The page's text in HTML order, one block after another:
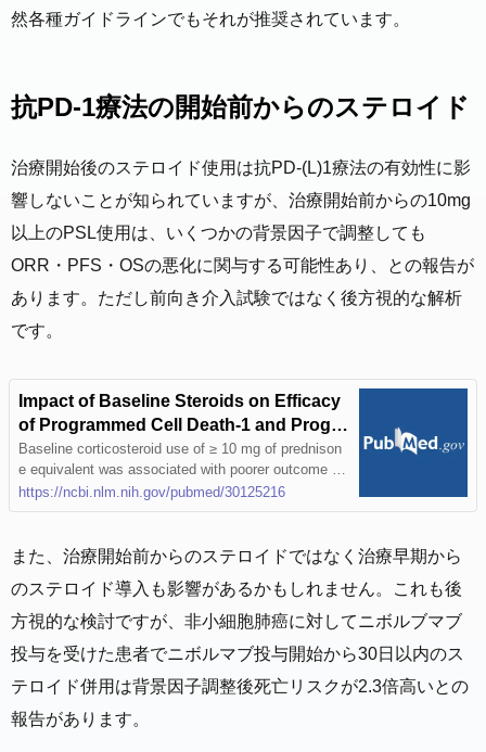
然各種ガイドラインでもそれが推奨されています。
抗PD-1療法の開始前からのステロイド
治療開始後のステロイド使用は抗PD-(L)1療法の有効性に影
響しないことが知られていますが、治療開始前からの10mg
以上のPSL使用は、いくつかの背景因子で調整しても
ORR・PFS・OSの悪化に関与する可能性あり、との報告が
あります。ただし前向き介入試験ではなく後方視的な解析
です。
Impact of Baseline Steroids on Efficacy
of Programmed Cell Death-1 and Progra
mmed Death-Ligand 1 Blockade in Patie
nts With Non-Small-Cell Lung Cancer -
PubMed
Baseline corticosteroid use of ≥ 10 mg of prednison
e equivalent was associated with poorer outcome in
patients with non-small-cell lung cancer who were tr
eated with PD-(L)1 blockade. Prudent use of cortico
recommended.
https://ncbi.nlm.nih.gov/pubmed/30125216
また、治療開始前からのステロイドではなく治療早期から
のステロイド導入も影響があるかもしれません。これも後
方視的な検討ですが、非小細胞肺癌に対してニボルブマブ
投与を受けた患者でニボルマブ投与開始から30日以内のス
テロイド併用は背景因子調整後死亡リスクが2.3倍高いとの
報告があります。